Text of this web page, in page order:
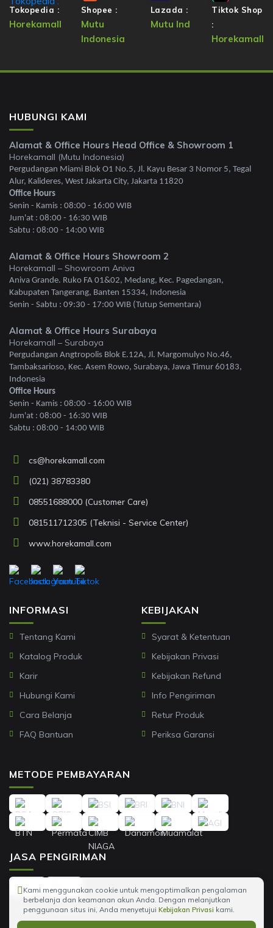
Tokopedia :
Horekamall
Shopee :
Mutu
Indonesia
Lazada :
Mutu Ind
Tiktok Shop
:
Horekamall
HUBUNGI KAMI
Alamat & Office Hours Head Office & Showroom 1
Horekamall (Mutu Indonesia)
Pergudangan Miami Blok O1 No.5, Jl. Kayu Besar 3 Nomor 5, Tegal
Alur, Kalideres, West Jakarta City, Jakarta 11820
Office Hours
Senin - Kamis : 08:00 - 16:00 WIB
Jum'at : 08:00 - 16:30 WIB
Sabtu : 08:00 - 14:00 WIB
Alamat & Office Hours Showroom 2
Horekamall – Showroom Aniva
Aniva Grande. Ruko FA 01&02, Medang, Kec. Pagedangan,
Kabupaten Tangerang, Banten 15334, Indonesia
Senin - Sabtu : 09:30 - 17:00 WIB (Tutup Sementara)
Alamat & Office Hours Surabaya
Horekamall – Surabaya
Pergudangan Angtropolis Blok E.12A, Jl. Margomulyo No.46,
Tambaksarioso, Kec. Asem Rowo, Surabaya, Jawa Timur 60183,
Indonesia
Office Hours
Senin - Kamis : 08:00 - 16:00 WIB
Jum'at : 08:00 - 16:30 WIB
Sabtu : 08:00 - 14:00 WIB
INFORMASI
Tentang Kami
Katalog Produk
Karir
Hubungi Kami
Cara Belanja
FAQ Bantuan
KEBIJAKAN
Syarat & Ketentuan
Kebijakan Privasi
Kebijakan Refund
Info Pengiriman
Retur Produk
Periksa Garansi
cs@horekamall.com
(021) 38783380
08551688000 (Customer Care)
081511712305 (Teknisi - Service Center)
www.horekamall.com
METODE PEMBAYARAN
JASA PENGIRIMAN
Kami menggunakan cookie untuk mengoptimalkan pengalaman
berbelanja dan keamanan akun Anda. Dengan melanjutkan
penggunaan situs ini, Anda menyetujui Kebijakan Privasi kami.